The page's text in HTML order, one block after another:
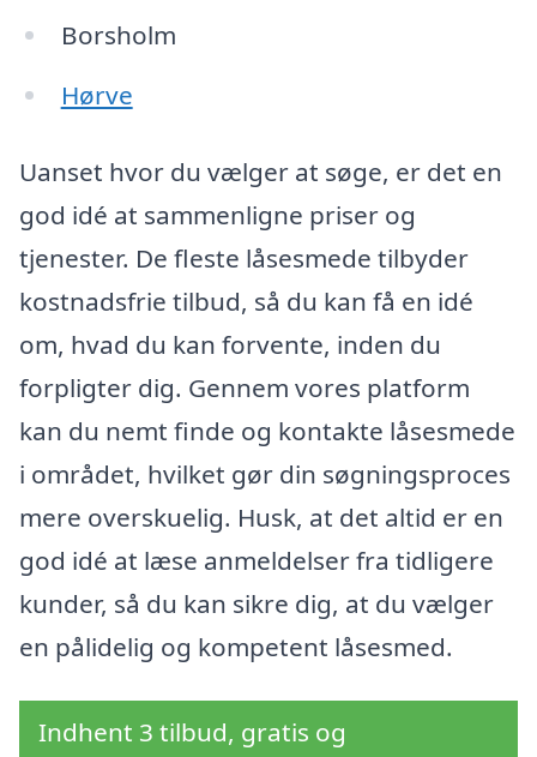
Borsholm
Hørve
Uanset hvor du vælger at søge, er det en
god idé at sammenligne priser og
tjenester. De fleste låsesmede tilbyder
kostnadsfrie tilbud, så du kan få en idé
om, hvad du kan forvente, inden du
forpligter dig. Gennem vores platform
kan du nemt finde og kontakte låsesmede
i området, hvilket gør din søgningsproces
mere overskuelig. Husk, at det altid er en
god idé at læse anmeldelser fra tidligere
kunder, så du kan sikre dig, at du vælger
en pålidelig og kompetent låsesmed.
Indhent 3 tilbud, gratis og